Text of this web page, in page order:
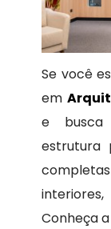
Se você
em
e busca
estrutura
Conheça